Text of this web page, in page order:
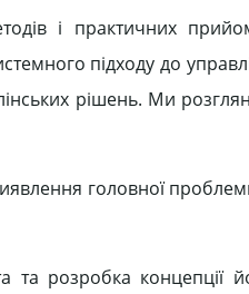
і практичних
підходу до
рішень. Ми
головної
та розробка концепції